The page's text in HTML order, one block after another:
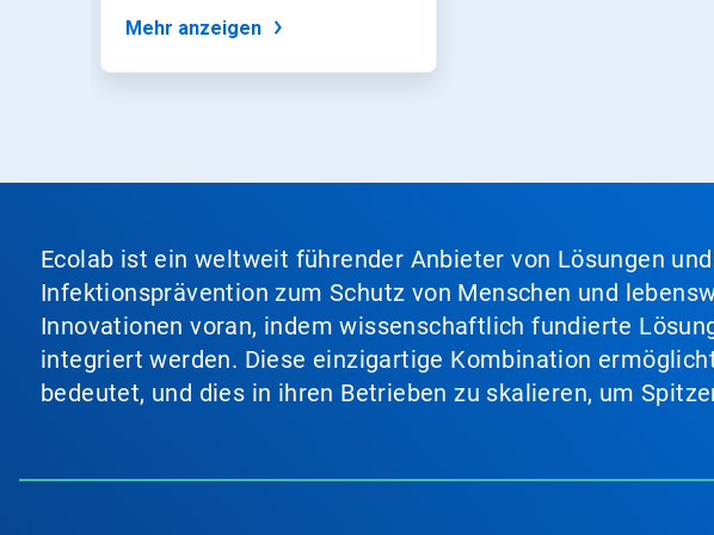
Mehr anzeigen
Ecolab ist ein weltweit führender Anbieter von Lösungen
Infektionsprävention zum Schutz von Menschen und
Innovationen voran, indem wissenschaftlich fundierte
integriert werden. Diese einzigartige Kombination
bedeutet, und dies in ihren Betrieben zu skalieren, um